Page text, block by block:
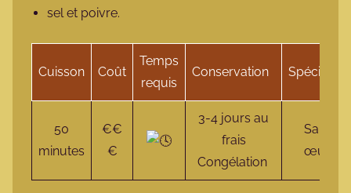
sel et poivre.
Cuisson Coût
Temps
requis
Conservation Spécificité
50
minutes
€€
€
3-4 jours au
frais
Congélation
Sans
œuf